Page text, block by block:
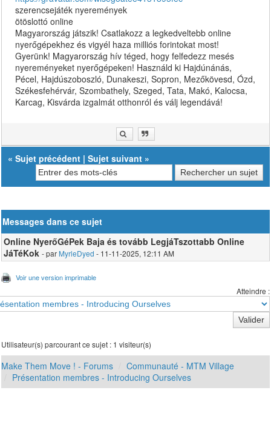
szerencsejáték nyeremények
ötöslottó online
Magyarország játszik! Csatlakozz a legkedveltebb online
nyerőgépekhez és vigyél haza milliós forintokat most!
Gyerünk! Magyarország hív téged, hogy felfedezz mesés
nyereményeket nyerőgépeken! Használd ki Hajdúnánás,
Pécel, Hajdúszoboszló, Dunakeszi, Sopron, Mezőkövesd, Ózd,
Székesfehérvár, Szombathely, Szeged, Tata, Makó, Kalocsa,
Karcag, Kisvárda izgalmát otthonról és válj legendává!
«Sujet précédent |Sujet suivant »
Messages dans ce sujet
Online NyerőGéPek Baja és tovább LegjáTszottabb Online
JáTéKok - par MyrleDyed - 11-11-2025, 12:11 AM
Voir une version imprimable
Atteindre :
Utilisateur(s) parcourant ce sujet : 1 visiteur(s)
Make Them Move ! - Forums
Communauté - MTM Village
Présentation membres - Introducing Ourselves